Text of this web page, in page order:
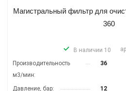
Магистральный фильтр для
360
В наличии 10
Производитель­ность
м3/мин:
36
Давление, бар: 12